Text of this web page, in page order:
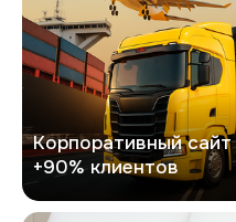
Корпоративный
+90% клиентов